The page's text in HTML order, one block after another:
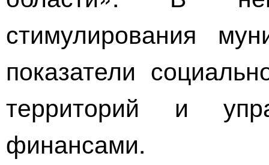
стимулирования
показатели
территорий и
финансами.